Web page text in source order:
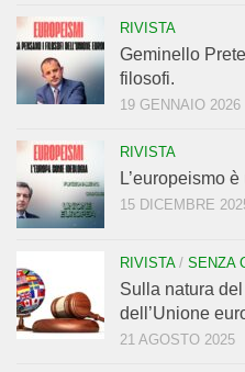
RIVISTA
Geminello
filosofi.
19 GENNAIO 2026
RIVISTA
L’europeismo
15 DICEMBRE
RIVISTA/ SENZA
Sulla natura
dell’Unione
21 AGOSTO 2025